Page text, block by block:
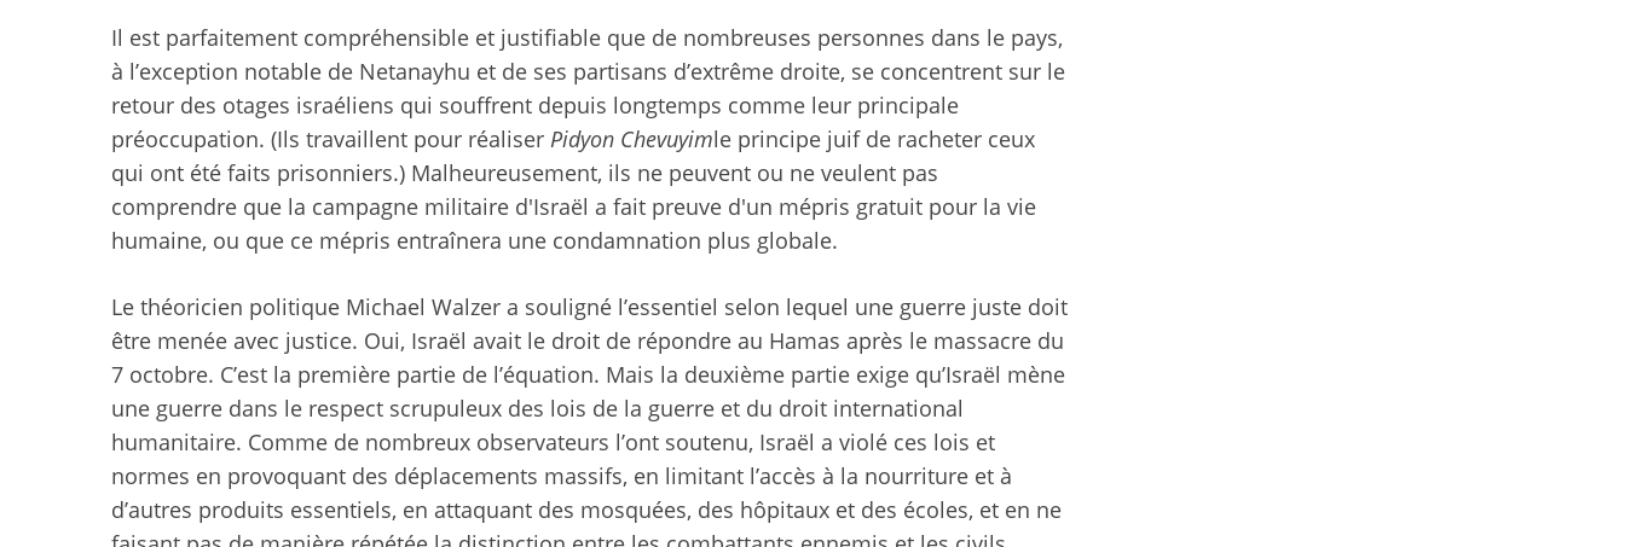
Il est parfaitement compréhensible et justifiable que de nombreuses personnes dans le pays,
à l’exception notable de Netanayhu et de ses partisans d’extrême droite, se concentrent sur le
retour des otages israéliens qui souffrent depuis longtemps comme leur principale
préoccupation. (Ils travaillent pour réaliser Pidyon Chevuyimle principe juif de racheter ceux
qui ont été faits prisonniers.) Malheureusement, ils ne peuvent ou ne veulent pas
comprendre que la campagne militaire d'Israël a fait preuve d'un mépris gratuit pour la vie
humaine, ou que ce mépris entraînera une condamnation plus globale.
Le théoricien politique Michael Walzer a souligné l’essentiel selon lequel une guerre juste doit
être menée avec justice. Oui, Israël avait le droit de répondre au Hamas après le massacre du
7 octobre. C’est la première partie de l’équation. Mais la deuxième partie exige qu’Israël mène
une guerre dans le respect scrupuleux des lois de la guerre et du droit international
humanitaire. Comme de nombreux observateurs l’ont soutenu, Israël a violé ces lois et
normes en provoquant des déplacements massifs, en limitant l’accès à la nourriture et à
d’autres produits essentiels, en attaquant des mosquées, des hôpitaux et des écoles, et en ne